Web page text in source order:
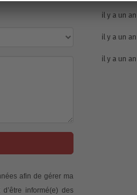
afin de gérer ma
informé(e) des
il y a un an
il y a un an
il y a un an